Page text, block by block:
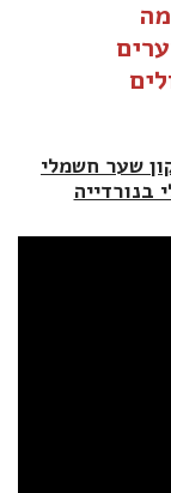
שער חשמלי
בנורדייה